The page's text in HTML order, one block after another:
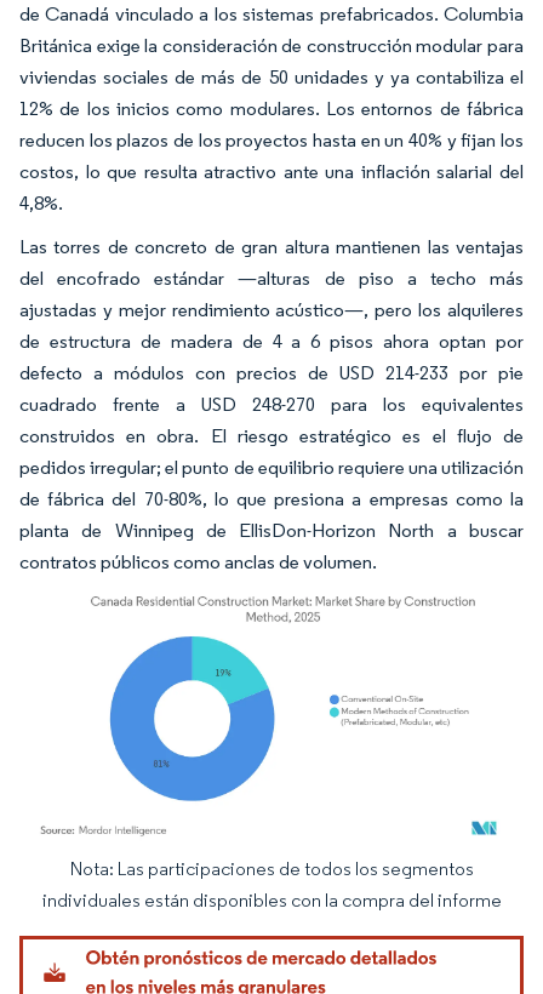
de Canadá vinculado a los sistemas prefabricados. Columbia
Británica exige la consideración de construcción modular para
viviendas sociales de más de 50 unidades y ya contabiliza el
12% de los inicios como modulares. Los entornos de fábrica
reducen los plazos de los proyectos hasta en un 40% y fijan los
costos, lo que resulta atractivo ante una inflación salarial del
4,8%.
Las torres de concreto de gran altura mantienen las ventajas
del encofrado estándar —alturas de piso a techo más
ajustadas y mejor rendimiento acústico—, pero los alquileres
de estructura de madera de 4 a 6 pisos ahora optan por
defecto a módulos con precios de USD 214-233 por pie
cuadrado frente a USD 248-270 para los equivalentes
construidos en obra. El riesgo estratégico es el flujo de
pedidos irregular; el punto de equilibrio requiere una utilización
de fábrica del 70-80%, lo que presiona a empresas como la
planta de Winnipeg de EllisDon-Horizon North a buscar
contratos públicos como anclas de volumen.
Imagen © Mordor Intelligence. El uso requiere atribución según CC BY 4.0.
Nota: Las participaciones de todos los segmentos
individuales están disponibles con la compra del informe